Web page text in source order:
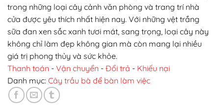
trong những loại cây cảnh văn phòng và trang trí nhà
cửa được yêu thích nhất hiện nay. Với những vệt trắng
sữa đan xen sắc xanh tươi mát, sang trọng, loại cây này
không chỉ làm đẹp không gian mà còn mang lại nhiều
giá trị phong thủy và sức khỏe.
Thanh toán - Vận chuyển - Đổi trả - Khiếu nại
Danh mục: Cây trầu bà để bàn làm việc